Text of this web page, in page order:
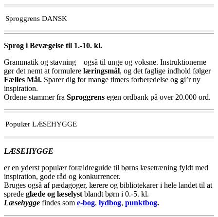
Sproggrens DANSK
Sprog i Bevægelse til 1.-10. kl.
Grammatik og stavning – også til unge og voksne. Instruktionerne
gør det nemt at formulere læringsmål, og det faglige indhold følger
Fælles Mål. Sparer dig for mange timers forberedelse og gi’r ny
inspiration.
Ordene stammer fra Sproggrens egen ordbank på over 20.000 ord.
Populær LÆSEHYGGE
LÆSEHYGGE
er en yderst populær forældreguide til børns læsetræning fyldt med
inspiration, gode råd og konkurrencer.
Bruges også af pædagoger, lærere og bibliotekarer i hele landet til at
sprede glæde og læselyst blandt børn i 0.-5. kl.
Læsehygge findes som e-bog, lydbog, punktbog.